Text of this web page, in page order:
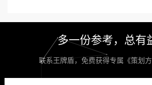
多一份参考，总有
联系王牌盾，免费获得专属《策划